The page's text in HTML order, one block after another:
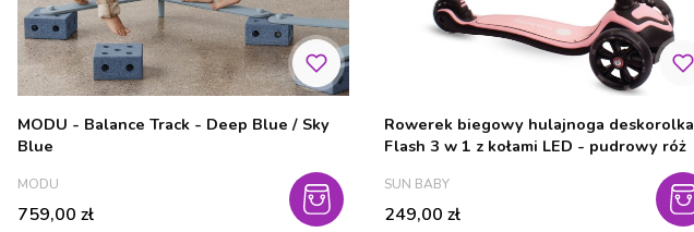
MODU - Balance Track - Deep Blue / Sky
Blue
PRODUCENT
MODU
Cena
759,00 zł
Rowerek biegowy hulajnoga deskorolka
Flash 3 w 1 z kołami LED - pudrowy róż
PRODUCENT
SUN BABY
Cena
249,00 zł